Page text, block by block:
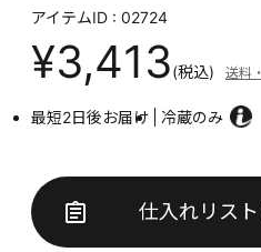
アイテムID : 02724
¥3,413(税込) 送料
最短2日後お届け 冷蔵のみ
仕入れリス